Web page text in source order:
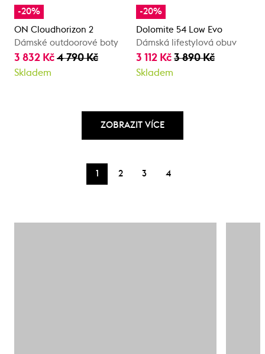
-20%
ON Cloudhorizon 2
Dámské outdoorové boty
3 832 Kč 4 790 Kč
Skladem
-20%
Dolomite 54 Low Evo
Dámská lifestylová obuv
3 112 Kč 3 890 Kč
Skladem
ZOBRAZIT VÍCE
1 2 3 4